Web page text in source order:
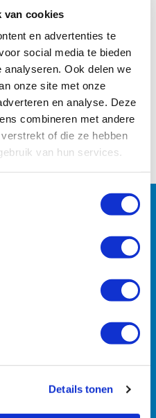
van cookies
en advertenties te
social media te bieden
Ook delen we
onze site met onze
en analyse. Deze
combineren met andere
of die ze hebben
van hun services.
Details tonen